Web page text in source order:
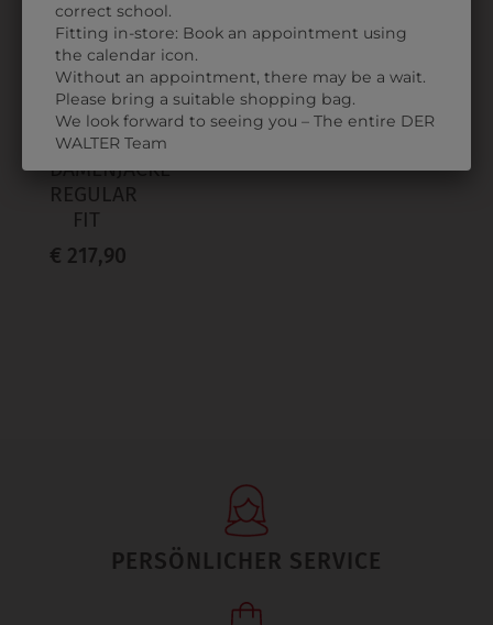
314242820014M
DAMENJACKE
REGULAR
FIT
€ 217,90
PERSÖNLICHER SERVICE
correct school.
Fitting in-store: Book an appointment using
the calendar icon.
Without an appointment, there may be a wait.
Please bring a suitable shopping bag.
We look forward to seeing you – The entire DER
WALTER Team